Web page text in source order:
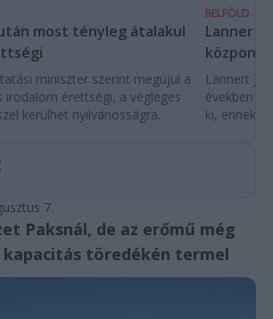
most tényleg átalakul
miniszter szerint megújul a
irodalom érettségi, a végleges
kerülhet nyilvánosságra.
BELFÖLD
Lannert
Lannert
években
ki, ennek
7.
Paksnál, de az erőmű még
kapacitás töredékén termel